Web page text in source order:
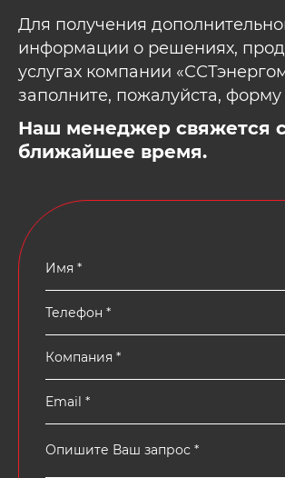
Для получения
информации о решениях,
услугах компании
заполните, пожалуйста,
Наш менеджер свяжется
ближайшее время.